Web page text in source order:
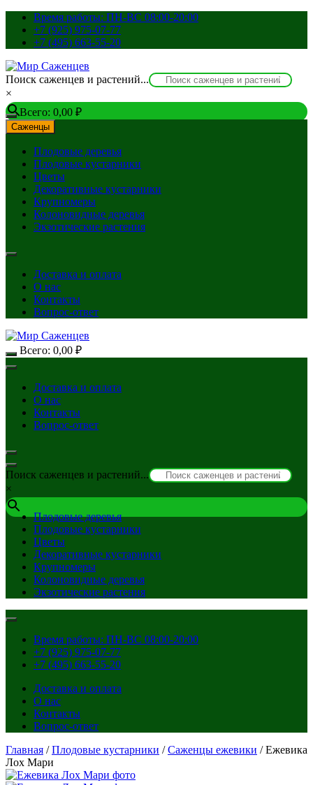
Перейти
содержимому
Время работы: ПН-ВС 08:00-20:00
+7 (925) 975-07-77
+7 (495) 663-55-20
Поиск саженцев и растений...
×
Всего: 0,00 ₽
Саженцы
Плодовые деревья
Плодовые кустарники
Цветы
Декоративные кустарники
Крупномеры
Колоновидные деревья
Экзотические растения
Доставка и оплата
О нас
Контакты
Вопрос-ответ
Всего: 0,00 ₽
Доставка и оплата
О нас
Контакты
Вопрос-ответ
Поиск саженцев и растений...
×
Плодовые деревья
Плодовые кустарники
Цветы
Декоративные кустарники
Крупномеры
Колоновидные деревья
Экзотические растения
Время работы: ПН-ВС 08:00-20:00
+7 (925) 975-07-77
+7 (495) 663-55-20
Доставка и оплата
О нас
Контакты
Вопрос-ответ
Главная /Плодовые кустарники /Саженцы ежевики / Ежевика
Лох Мари